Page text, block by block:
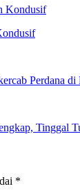
Perdana
Tinggal
*